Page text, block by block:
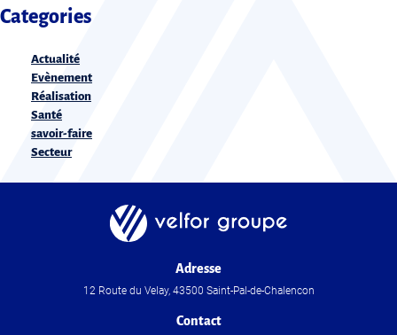
Categories
Actualité
Evènement
Réalisation
Santé
savoir-faire
Secteur
Adresse
12 Route du Velay, 43500 Saint-Pal-de-Chalencon
Contact